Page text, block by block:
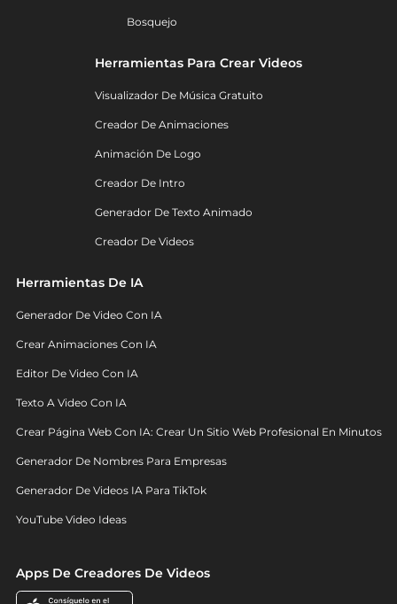
Bosquejo
Herramientas Para Crear Videos
Visualizador De Música Gratuito
Creador De Animaciones
Animación De Logo
Creador De Intro
Generador De Texto Animado
Creador De Videos
Herramientas De IA
Generador De Video Con IA
Crear Animaciones Con IA
Editor De Video Con IA
Texto A Video Con IA
Crear Página Web Con IA: Crear Un Sitio Web Profesional En Minutos
Generador De Nombres Para Empresas
Generador De Videos IA Para TikTok
YouTube Video Ideas
Apps De Creadores De Videos